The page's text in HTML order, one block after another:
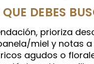
DEBES
prioriza
miel y notas
agudos o